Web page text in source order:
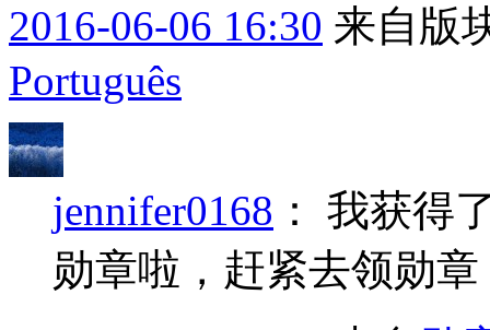
2016-06-06 16:30 来自版
Português
jennifer0168 ： 我获得
勋章啦，赶紧去领勋